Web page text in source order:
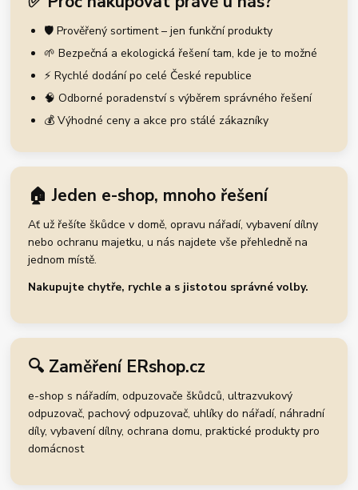
🛡️ Prověřený sortiment – jen funkční produkty
🌱 Bezpečná a ekologická řešení tam, kde je to možné
⚡ Rychlé dodání po celé České republice
🧠 Odborné poradenství s výběrem správného řešení
💰 Výhodné ceny a akce pro stálé zákazníky
🏠 Jeden e-shop, mnoho řešení
Ať už řešíte škůdce v domě, opravu nářadí, vybavení dílny
nebo ochranu majetku, u nás najdete vše přehledně na
jednom místě.
Nakupujte chytře, rychle a s jistotou správné volby.
🔍 Zaměření ERshop.cz
e-shop s nářadím, odpuzovače škůdců, ultrazvukový
odpuzovač, pachový odpuzovač, uhlíky do nářadí, náhradní
díly, vybavení dílny, ochrana domu, praktické produkty pro
domácnost